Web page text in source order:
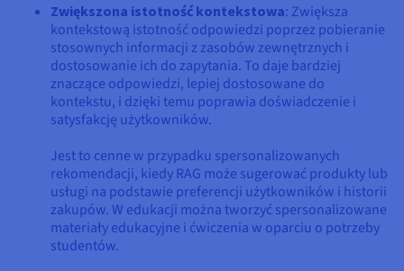
Zwiększona istotność kontekstowa: Zwiększa
kontekstową istotność odpowiedzi poprzez pobieranie
stosownych informacji z zasobów zewnętrznych i
dostosowanie ich do zapytania. To daje bardziej
znaczące odpowiedzi, lepiej dostosowane do
kontekstu, i dzięki temu poprawia doświadczenie i
satysfakcję użytkowników.
Jest to cenne w przypadku spersonalizowanych
rekomendacji, kiedy RAG może sugerować produkty lub
usługi na podstawie preferencji użytkowników i historii
zakupów. W edukacji można tworzyć spersonalizowane
materiały edukacyjne i ćwiczenia w oparciu o potrzeby
studentów.